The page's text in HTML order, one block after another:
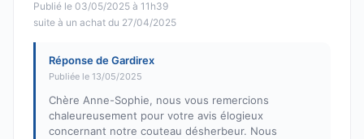
Publié le 03/05/2025 à 11h39
suite à un achat du 27/04/2025
Réponse de Gardirex
Publiée le 13/05/2025
Chère Anne-Sophie, nous vous remercions
chaleureusement pour votre avis élogieux
concernant notre couteau désherbeur. Nous